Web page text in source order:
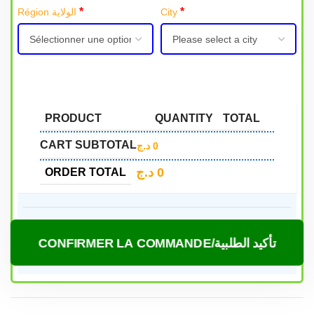
Région الولاية* City *
PRODUCT QUANTITY TOTAL
CART SUBTOTAL 0 د.ج
ORDER TOTAL 0 د.ج
CONFIRMER LA COMMANDE/تأكيد الطلبية